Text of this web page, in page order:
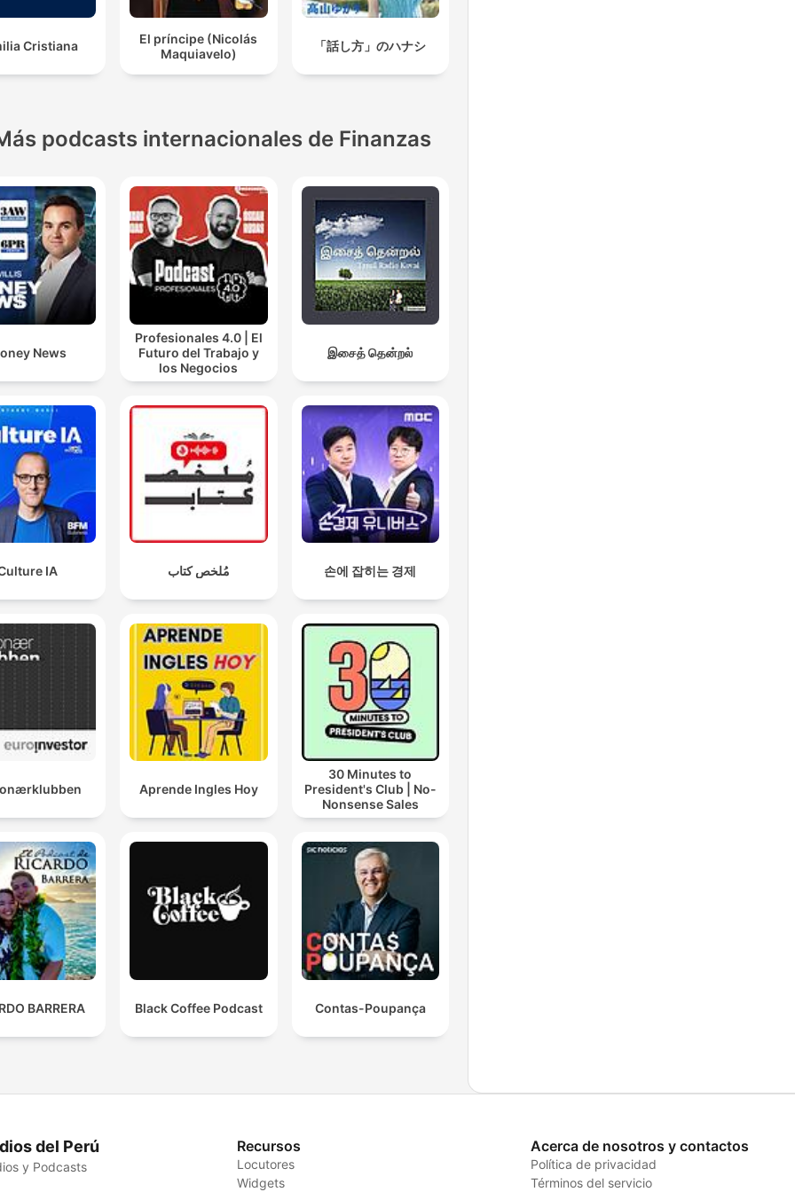
Cristiana
El príncipe (Nicolás
Maquiavelo)
「話し方」のハナシ
podcasts internacionales de Finanzas
News
Profesionales 4.0 | El
Futuro del Trabajo y
los Negocios
இசைத் தென்றல்
IA مُلخص كتاب 손에 잡히는 경제
Aprende Ingles Hoy
30 Minutes to
President's Club | No-
Nonsense Sales
BARRERA Black Coffee Podcast Contas-Poupança
del Perú
y Podcasts
Recursos
Locutores
Widgets
Acerca de nosotros y contactos
Política de privacidad
Términos del servicio